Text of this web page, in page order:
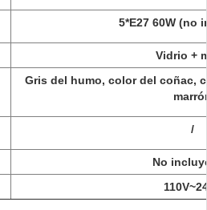
5*E27 60W (no
Vidrio +
Gris del humo, color del coñac,
/
No